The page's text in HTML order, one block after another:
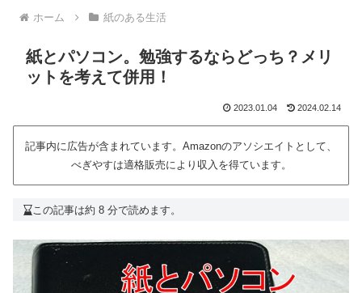
ホーム 紙のある生活
紙とパソコン。勉強するならどっち？メリ
ットを考えて併用！
2023.01.04 2024.02.14
記事内に広告が含まれています。Amazonのアソシエイトとして、
べぎやすは適格販売により収入を得ています。
この記事は約 8 分で読めます。